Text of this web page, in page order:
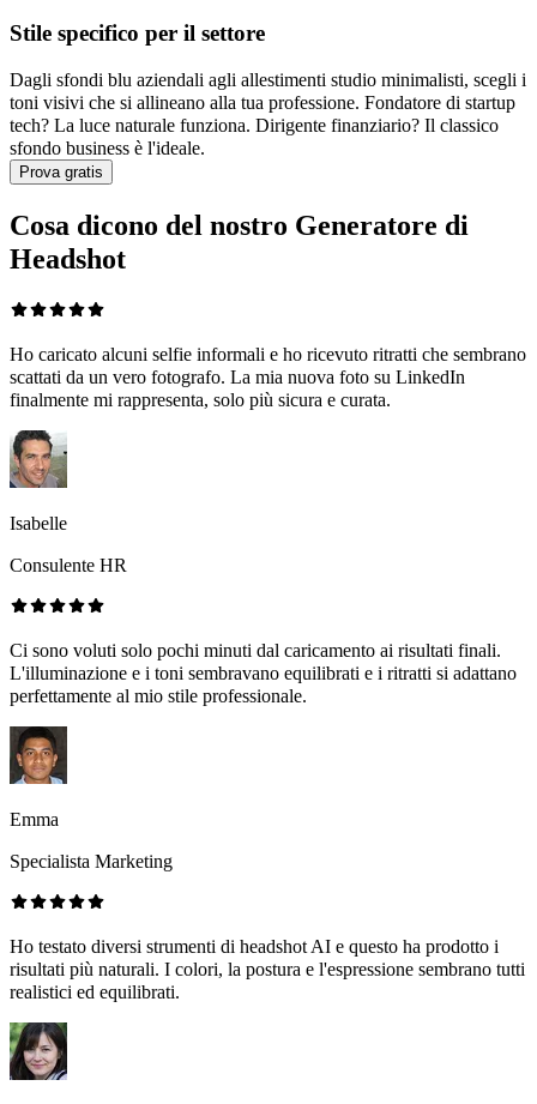
Stile specifico per il settore
Dagli sfondi blu aziendali agli allestimenti studio minimalisti, scegli i
toni visivi che si allineano alla tua professione. Fondatore di startup
tech? La luce naturale funziona. Dirigente finanziario? Il classico
sfondo business è l'ideale.
Prova gratis
Cosa dicono del nostro Generatore di
Headshot
Ho caricato alcuni selfie informali e ho ricevuto ritratti che sembrano
scattati da un vero fotografo. La mia nuova foto su LinkedIn
finalmente mi rappresenta, solo più sicura e curata.
Isabelle
Consulente HR
Ci sono voluti solo pochi minuti dal caricamento ai risultati finali.
L'illuminazione e i toni sembravano equilibrati e i ritratti si adattano
perfettamente al mio stile professionale.
Emma
Specialista Marketing
Ho testato diversi strumenti di headshot AI e questo ha prodotto i
risultati più naturali. I colori, la postura e l'espressione sembrano tutti
realistici ed equilibrati.